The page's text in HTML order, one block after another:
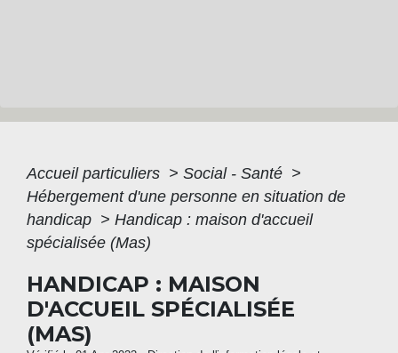
Accueil particuliers > Social - Santé >
Hébergement d'une personne en situation de
handicap > Handicap : maison d'accueil
spécialisée (Mas)
HANDICAP : MAISON
D'ACCUEIL SPÉCIALISÉE
(MAS)